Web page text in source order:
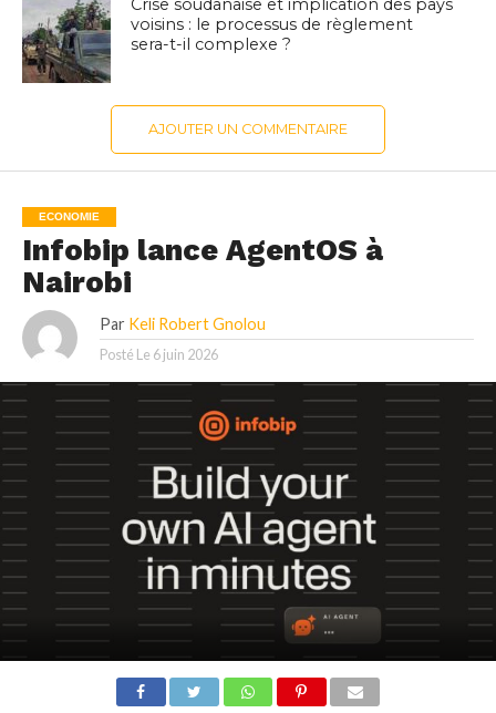
Crise soudanaise et implication des pays
voisins : le processus de règlement
sera-t-il complexe ?
AJOUTER UN COMMENTAIRE
ECONOMIE
Infobip lance AgentOS à
Nairobi
Par Keli Robert Gnolou
Posté Le 6 juin 2026